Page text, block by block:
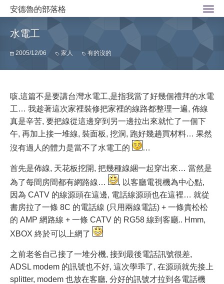
安德魯的部落格
水電工
2005/12/06 家人 有的沒的
咳,這篇不是要講台灣水電工,是指我當了好幾個禮拜的水電
工… 我趁著這次家裡裝修把家裡的線路都整理一遍, 佈線
真是辛苦, 要把線從這邊穿到另一邊拉出來就忙了一個下
午, 再加上接一堆線, 裝面板, 挖洞, 跑好幾趟買材料… 果然
沒有過人的體力是當不了水電工的
…
首先是佈線, 天花板挖開, 把幾種線綑一起穿出來… 當然是
為了每間房間都有網路線…
, 以客廳電視機為中心點,
因為 CATV 的線源頭在這邊, 電話線源頭也在這裡… 就從
書房拉了一條 8C 的電話線 (只用兩線電話) + 一條貴松松
的 AMP 網路線 + 一條 CATV 的 RG58 線到客廳.. Hmm,
XBOX 終於可以上網了
之前老爸自己接了一堆分機, 接到最後電話訊號很差,
ADSL modem 的訊號也不好, 這次學乖了, 在源頭就先接上
splitter, modem 也放在客廳, 分好的訊號才拉到各電話機